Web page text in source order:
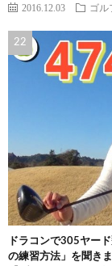
2016.12.03 ゴル
ドラコンで305ヤー
の練習方法」を聞き